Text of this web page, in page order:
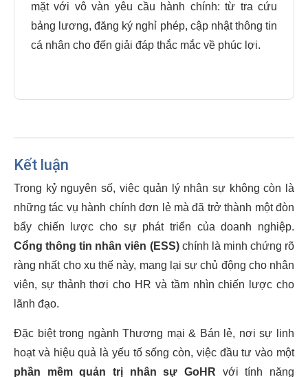
mặt với vô vàn yêu cầu hành chính: từ tra cứu
bảng lương, đăng ký nghỉ phép, cập nhật thông tin
cá nhân cho đến giải đáp thắc mắc về phúc lợi.
Kết luận
Trong kỷ nguyên số, việc quản lý nhân sự không còn là
những tác vụ hành chính đơn lẻ mà đã trở thành một đòn
bẩy chiến lược cho sự phát triển của doanh nghiệp.
Cổng thông tin nhân viên (ESS)chính là minh chứng rõ
ràng nhất cho xu thế này, mang lại sự chủ động cho nhân
viên, sự thảnh thơi cho HR và tầm nhìn chiến lược cho
lãnh đạo.
Đặc biệt trong ngành Thương mại & Bán lẻ, nơi sự linh
hoạt và hiệu quả là yếu tố sống còn, việc đầu tư vào một
phần mềm quản trị nhân sự GoHR với tính năng